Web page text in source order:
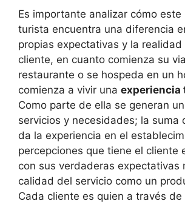
Es importante analizar cómo este
turista encuentra una diferencia
propias expectativas y la realidad
cliente, en cuanto comienza su
restaurante o se hospeda en un
comienza a vivir una experiencia
Como parte de ella se generan
servicios y necesidades; la suma
da la experiencia en el
percepciones que tiene el cliente
con sus verdaderas expectativas
calidad del servicio como un
Cada cliente es quien a través de